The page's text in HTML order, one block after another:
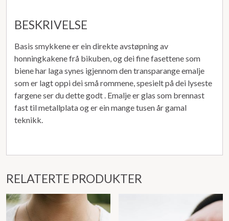
BESKRIVELSE
Basis smykkene er ein direkte avstøpning av
honningkakene frå bikuben, og dei fine fasettene som
biene har laga synes igjennom den transparange emalje
som er lagt oppi dei små rommene, spesielt på dei lyseste
fargene ser du dette godt . Emalje er glas som brennast
fast til metallplata og er ein mange tusen år gamal
teknikk.
RELATERTE PRODUKTER